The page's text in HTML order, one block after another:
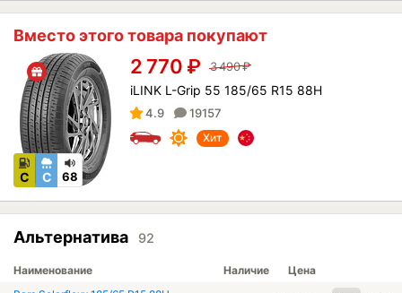
Вместо этого товара покупают
C C 68
2 770 ₽ 3 490₽
iLINK L-Grip 55 185/65 R15 88H
4.9 19157
Хит
Альтернатива 92
Наименование Наличие
Цена